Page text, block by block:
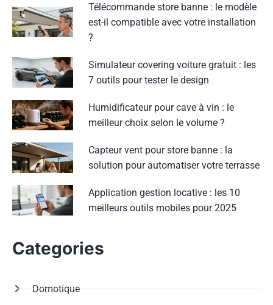
Télécommande store banne : le modèle
est-il compatible avec votre installation
?
Simulateur covering voiture gratuit : les
7 outils pour tester le design
Humidificateur pour cave à vin : le
meilleur choix selon le volume ?
Capteur vent pour store banne : la
solution pour automatiser votre terrasse
Application gestion locative : les 10
meilleurs outils mobiles pour 2025
Categories
Domotique